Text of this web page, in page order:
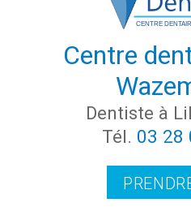
Centre
Dentiste à
Tél. 03 28